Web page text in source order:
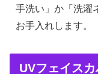
手洗い」か「洗濯
お手入れします。
UVフェイス